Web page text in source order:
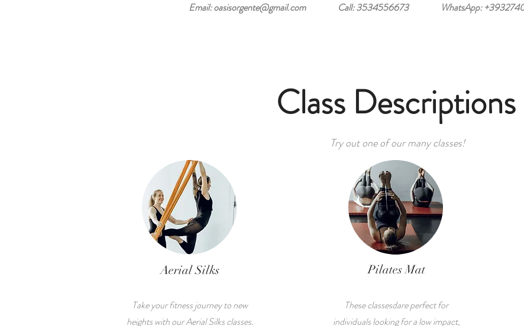
Email:oasisorgente@gmail.comCall: 3534556673 WhatsApp:
Class Descriptions
Try out one of our many classes!
Aerial Silks
Take your fitness journey to new
heights with our Aerial Silks classes.
Pilates Mat
These classesdare perfect for
individuals looking for a low impact,